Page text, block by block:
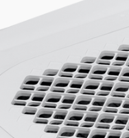
[2023.02-1].pdf